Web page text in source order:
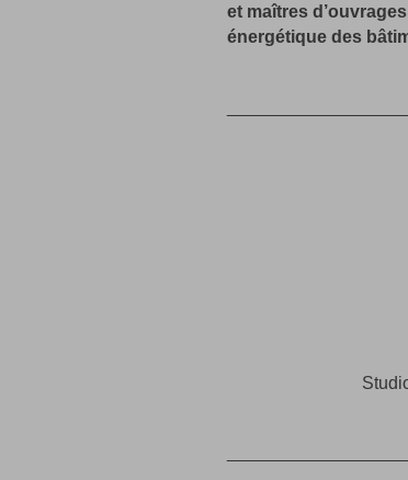
et maîtres
énergétique des